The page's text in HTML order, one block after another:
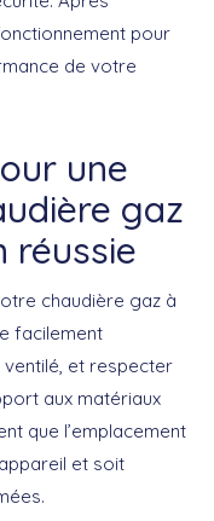
pour
de votre
une
gaz
réussie
chaudière gaz à
facilement
ventilé, et respecter
aux matériaux
que l’emplacement
et soit